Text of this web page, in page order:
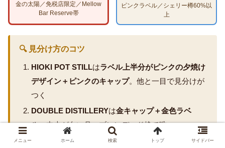
金の太陽／免税店限定／Mellow
Bar Reserve帯
ピンクラベル／シェリー樽60%以
上
🔍 見分け方のコツ
HIOKI POT STILLはラベル上半分がピンクの夕焼け
デザイン＋ピンクのキャップ。他と一目で見分けが
つく
DOUBLE DISTILLERYは金キャップ＋金色ラベ
ル。中央が白い月。ブレンデッド枠で唯一
白ラベル系（定番／PEATED）は中央の円の色で見
メニュー ホーム 検索 トップ サイドバー